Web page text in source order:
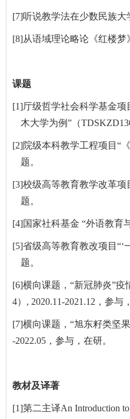
[7]听说教学法在少数民族
[8]从语域理论略论《红楼梦
课题
[1]厅级哲学社会科学基金项
木大学为例” （
[2] 院级本科教学工程项目 “
题。
[3]校级高等教育教学改革项
题。
[4] 国家社科基金 “外语教育
[5]省级高等教育教改项目“‘
题。
[6]横向课题，“新冠肺炎”
4）, 2020.11-2021.12，参与
[7]横向课题，“旭东籽类坚
-2022.05，参与，在研。
教材及译著
[1]第二主译An Introduction